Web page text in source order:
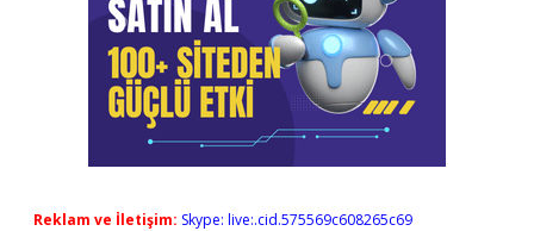
Reklam ve İletişim: Skype: live:.cid.575569c608265c69